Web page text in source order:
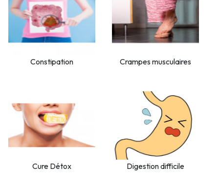
Constipation Crampes musculaires
Cure Détox Digestion difficile